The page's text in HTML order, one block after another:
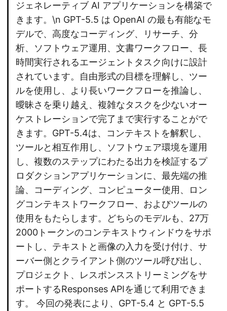
ジェネレーティブ AI アプリケーションを構築で
きます。\n GPT-5.5 は OpenAI の最も有能なモ
デルで、高度なコーディング、リサーチ、分
析、ソフトウェア運用、文書ワークフロー、長
時間実行されるエージェントタスク向けに設計
されています。自由形式の目標を理解し、ツー
ルを使用し、より長いワークフローを推論し、
曖昧さを乗り越え、複雑なタスクを少ないオー
ケストレーションで完了まで実行することがで
きます。GPT-5.4は、コンテキストを解釈し、
ツールと相互作用し、ソフトウェア環境を運用
し、複数のステップにわたる出力を検証するプ
ロダクションアプリケーションに、最先端の推
論、コーディング、コンピューター使用、ロン
グコンテキストワークフロー、およびツールの
使用をもたらします。どちらのモデルも、27万
2000トークンのコンテキストウィンドウをサポ
ートし、テキストと画像の入力を受け付け、サ
ーバー側とクライアント側のツール呼び出し、
プロジェクト、レスポンスストリーミングをサ
ポートするResponses APIを通じて利用できま
す。 今回の発表により、GPT-5.4 と GPT-5.5